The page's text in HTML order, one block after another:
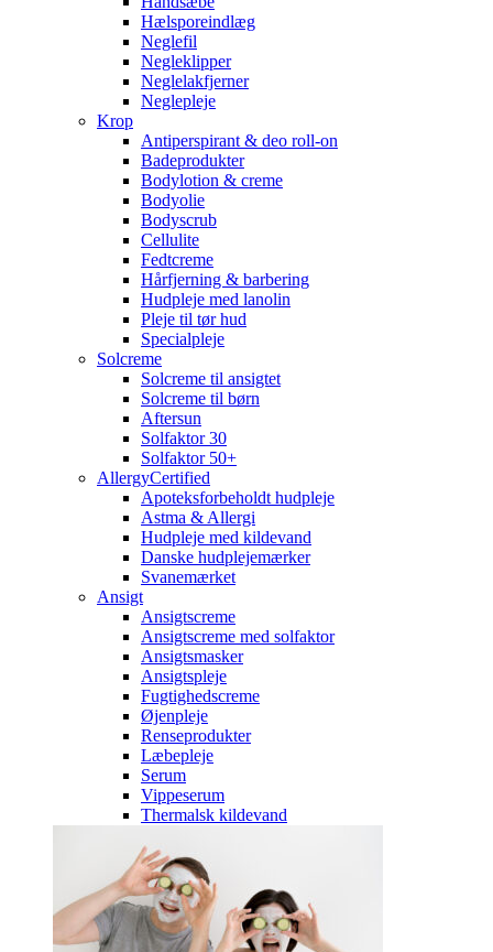
Hælsporeindlæg
Neglefil
Negleklipper
Neglelakfjerner
Neglepleje
Krop
Antiperspirant & deo roll-on
Badeprodukter
Bodylotion & creme
Bodyolie
Bodyscrub
Cellulite
Fedtcreme
Hårfjerning & barbering
Hudpleje med lanolin
Pleje til tør hud
Specialpleje
Solcreme
Solcreme til ansigtet
Solcreme til børn
Aftersun
Solfaktor 30
Solfaktor 50+
AllergyCertified
Apoteksforbeholdt hudpleje
Astma & Allergi
Hudpleje med kildevand
Danske hudplejemærker
Svanemærket
Ansigt
Ansigtscreme
Ansigtscreme med solfaktor
Ansigtsmasker
Ansigtspleje
Fugtighedscreme
Øjenpleje
Renseprodukter
Læbepleje
Serum
Vippeserum
Thermalsk kildevand